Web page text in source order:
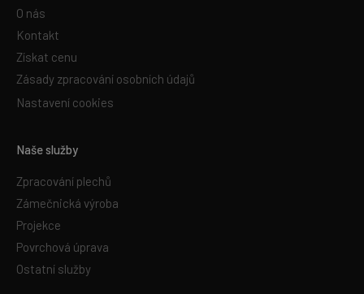
O nás
Kontakt
Získat cenu
Zásady zpracování osobních údajů
Nastavení cookies
Naše služby
Zpracování plechů
Zámečnická výroba
Projekce
Povrchová úprava
Ostatní služby